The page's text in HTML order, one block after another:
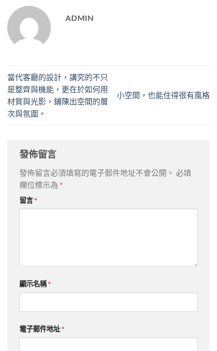
ADMIN
當代客廳的設計，講究的不只
是整齊與機能，更在於如何用
材質與光影，鋪陳出空間的層
次與氛圍。
小空間，也能住得很有風格
發佈留言
發佈留言必須填寫的電子郵件地址不會公開。 必填
欄位標示為 *
留言*
顯示名稱*
電子郵件地址*